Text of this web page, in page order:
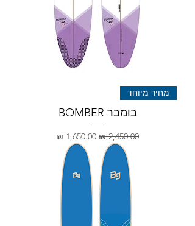
מחיר מיוחד
בומבר BOMBER
מחיר רגיל מחיר מבצע